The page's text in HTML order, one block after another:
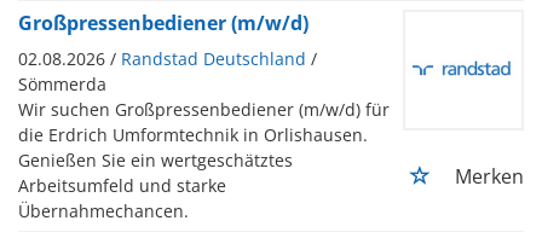
Großpressenbediener (m/w/d)
02.08.2026 / Randstad Deutschland /
Sömmerda
Wir suchen Großpressenbediener (m/w/d) für
die Erdrich Umformtechnik in Orlishausen.
Genießen Sie ein wertgeschätztes
Arbeitsumfeld und starke
Übernahmechancen.
Merken